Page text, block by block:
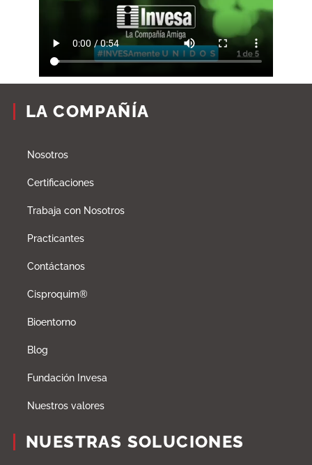
LA COMPAÑÍA
Nosotros
Certificaciones
Trabaja con Nosotros
Practicantes
Contáctanos
Cisproquim®
Bioentorno
Blog
Fundación Invesa
Nuestros valores
NUESTRAS SOLUCIONES